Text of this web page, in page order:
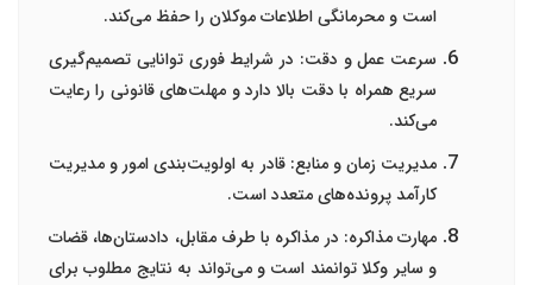
است و محرمانگی اطلاعات موکلان را حفظ می‌کند.
سرعت عمل و دقت: در شرایط فوری توانایی تصمیم‌گیری
سریع همراه با دقت بالا دارد و مهلت‌های قانونی را رعایت
می‌کند.
مدیریت زمان و منابع: قادر به اولویت‌بندی امور و مدیریت
کارآمد پرونده‌های متعدد است.
مهارت مذاکره: در مذاکره با طرف مقابل، دادستان‌ها، قضات
و سایر وکلا توانمند است و می‌تواند به نتایج مطلوب برای